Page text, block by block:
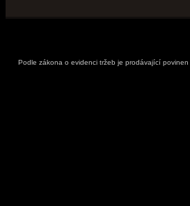
Podle zákona o evidenci tržeb je prodávající